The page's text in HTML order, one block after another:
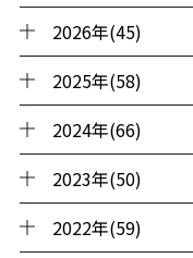
2026年(45)
2025年(58)
2024年(66)
2023年(50)
2022年(59)